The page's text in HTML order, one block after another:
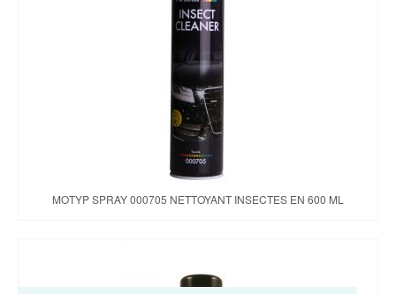
MOTYP SPRAY 000705 NETTOYANT INSECTES EN 600 ML